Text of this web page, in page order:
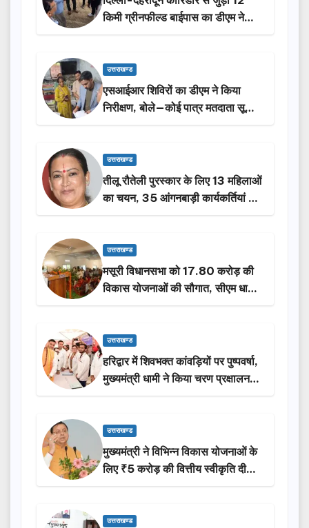
किमी ग्रीनफील्ड बाईपास का डीएम ने
किया निरीक्षण…
उत्तराखण्ड
एसआईआर शिविरों का डीएम ने किया
निरीक्षण, बोले—कोई पात्र मतदाता सूची
से न छूटे…
उत्तराखण्ड
तीलू रौतेली पुरस्कार के लिए 13 महिलाओं
का चयन, 35 आंगनबाड़ी कार्यकर्तियां भी
होंगी सम्मानित…
उत्तराखण्ड
मसूरी विधानसभा को 17.80 करोड़ की
विकास योजनाओं की सौगात, सीएम धामी
ने किया लोकार्पण-शिलान्यास.
उत्तराखण्ड
हरिद्वार में शिवभक्त कांवड़ियों पर पुष्पवर्षा,
मुख्यमंत्री धामी ने किया चरण प्रक्षालन…
उत्तराखण्ड
मुख्यमंत्री ने विभिन्न विकास योजनाओं के
लिए ₹5 करोड़ की वित्तीय स्वीकृति दी…
उत्तराखण्ड